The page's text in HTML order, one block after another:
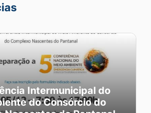
Intermunicipal do
do Consórcio do